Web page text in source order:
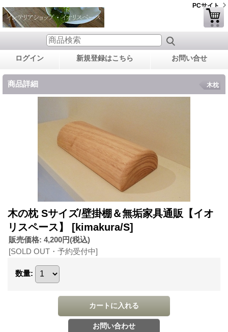
PCサイト
ログイン 新規登録はこちら お問い合せ
商品詳細 木枕
木の枕 Sサイズ/壁掛棚＆無垢家具通販【イオ
リスペース】
[kimakura/S]
販売価格: 4,200円(税込)
[SOLD OUT・予約受付中]
数量: